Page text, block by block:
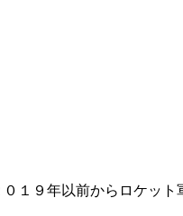
１９年以前からロケッ